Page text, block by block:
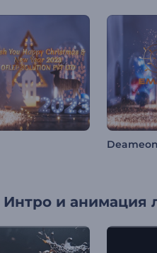
Интро и анимация